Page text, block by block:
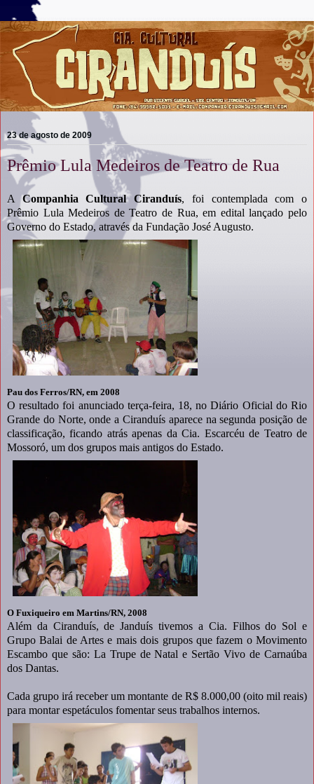
23 de agosto de 2009
Prêmio Lula Medeiros de Teatro de Rua
ACompanhia Cultural Ciranduís, foi contemplada com o
Prêmio Lula Medeiros de Teatro de Rua, em edital lançado pelo
Governo do Estado, através da Fundação José Augusto.
Pau dos Ferros/RN, em 2008
O resultado foi anunciado terça-feira, 18, no Diário Oficial do Rio
Grande do Norte, onde a Ciranduís aparece na segunda posição de
classificação, ficando atrás apenas da Cia. Escarcéu de Teatro de
Mossoró, um dos grupos mais antigos do Estado.
O Fuxiqueiro em Martins/RN, 2008
Além da Ciranduís, de Janduís tivemos a Cia. Filhos do Sol e
Grupo Balai de Artes e mais dois grupos que fazem o Movimento
Escambo que são: La Trupe de Natal e Sertão Vivo de Carnaúba
dos Dantas.
Cada grupo irá receber um montante de R$ 8.000,00 (oito mil reais)
para montar espetáculos fomentar seus trabalhos internos.